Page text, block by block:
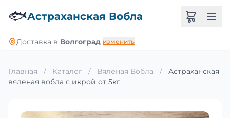
🐟Астраханская Вобла
Доставка в Волгоград изменить
Главная / Каталог / Вяленая Вобла /
Астраханская
вяленая вобла с икрой от 5кг.